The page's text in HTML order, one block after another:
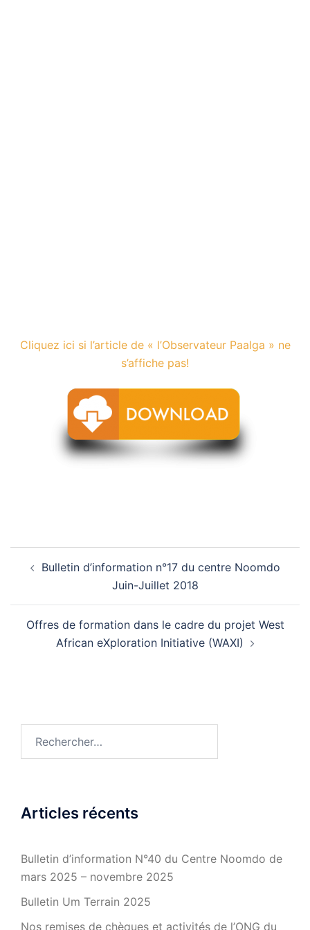
Cliquez ici si l’article de « l’Observateur Paalga » ne
s’affiche pas!
d’article
Bulletin d’information n°17 du centre Noomdo
Juin-Juillet 2018
Offres de formation dans le cadre du projet West
African eXploration Initiative (WAXI)
Articles récents
Bulletin d’information N°40 du Centre Noomdo de
mars 2025 – novembre 2025
Bulletin Um Terrain 2025
Nos remises de chèques et activités de l’ONG du